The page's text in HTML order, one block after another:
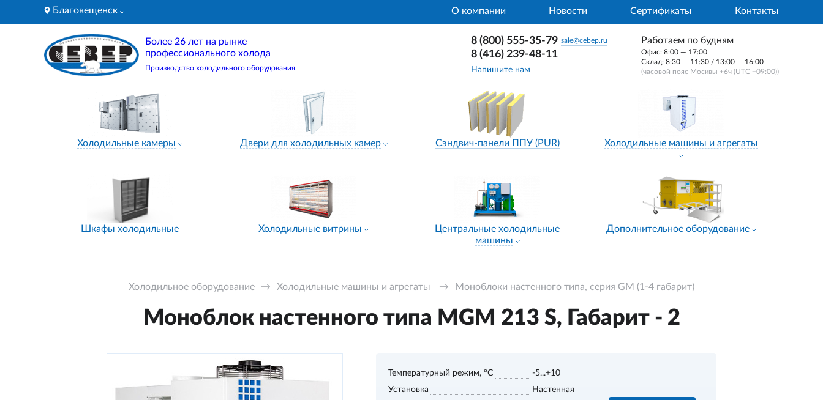
Благовещенск О компании Новости Сертификаты Контакты
Более 26 лет на рынке
профессионального холода
Производство холодильного оборудования
8 (800) 555-35-79 sale@cebep.ru
8 (416) 239-48-11
Напишите нам
Работаем по будням
Офис: 8:00 — 17:00
Склад: 8:30 — 11:30 / 13:00 — 16:00
(часовой пояс Москвы +6ч (UTC +09:00))
Холодильные камеры Двери для холодильных камер Сэндвич-панели ППУ (PUR) Холодильные машины и агрегаты
Шкафы холодильные Холодильные витрины
Центральные холодильные
машины
Дополнительное оборудование
Холодильное оборудование → Холодильные машины и агрегаты → Моноблоки настенного типа, серия GM (1-4 габарит)
Моноблок настенного типа MGM 213 S, Габарит - 2
Температурный режим, °С
-5...+10
Установка
Настенная